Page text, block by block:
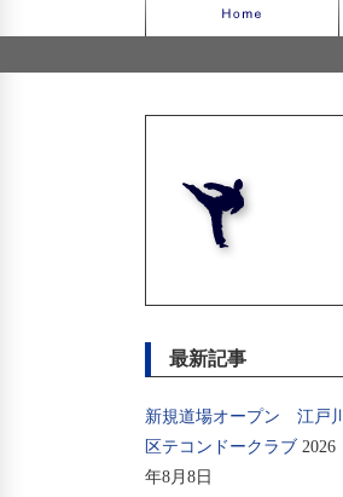
最新記事
新規道場オープン 江戸川
区テコンドークラブ 2026
年8月8日